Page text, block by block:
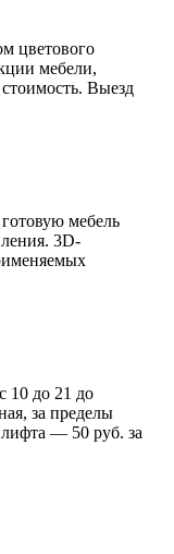
цветового
мебели,
Выезд
мебель
3D-
10 до 21 до
за пределы
— 50 руб. за